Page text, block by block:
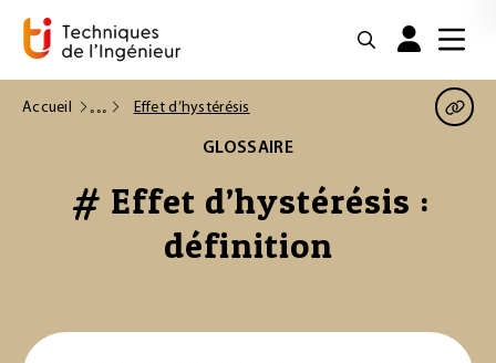
Accueil Effet d’hystérésis
GLOSSAIRE
# Effet d’hystérésis :
définition